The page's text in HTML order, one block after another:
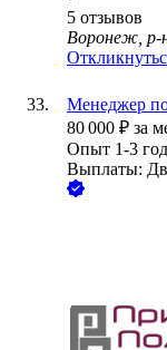
5 отзывов
Воронеж, р-
Менеджер
80 000 ₽ за
Опыт 1-3
Выплаты: